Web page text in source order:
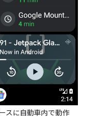
スに自動車内で動作